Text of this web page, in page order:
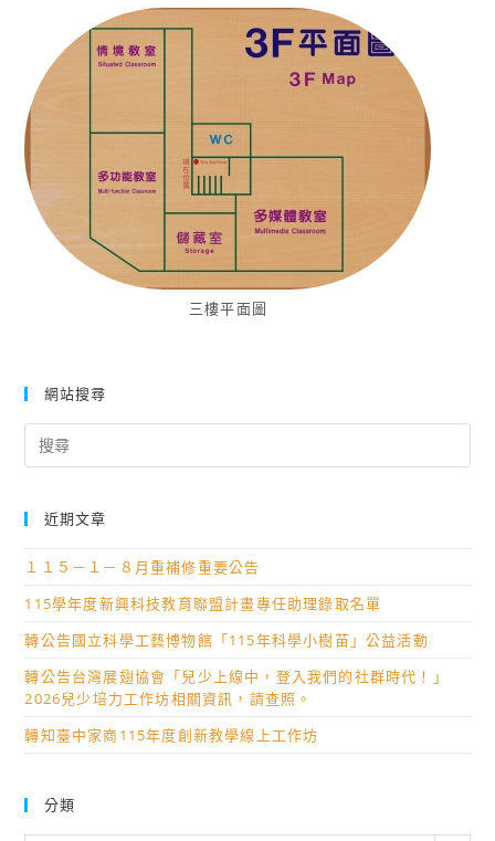
三樓平面圖
網站搜尋
for:
近期文章
１１５－１－８月重補修重要公告
115學年度新興科技教育聯盟計畫專任助理錄取名單
轉公告國立科學工藝博物館「115年科學小樹苗」公益活動
轉公告台灣展翅協會「兒少上線中，登入我們的社群時代！」
2026兒少培力工作坊相關資訊，請查照。
轉知臺中家商115年度創新教學線上工作坊
分類